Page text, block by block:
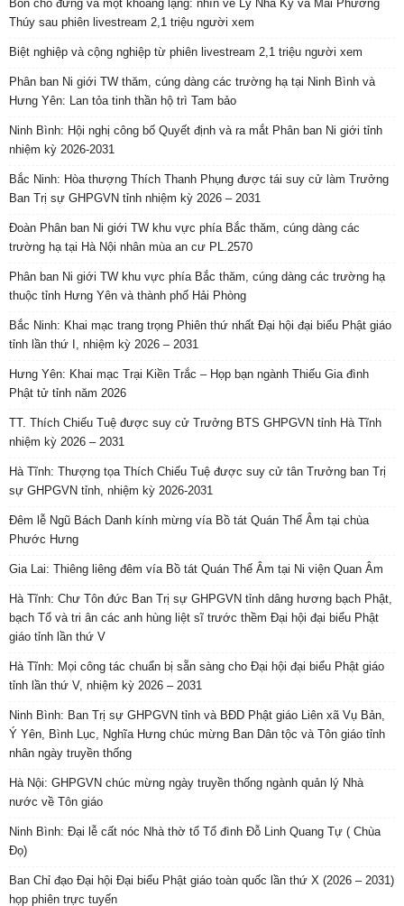
Bốn chỗ đứng và một khoảng lặng: nhìn về Lý Nhã Kỳ và Mai Phương
Thúy sau phiên livestream 2,1 triệu người xem
Biệt nghiệp và cộng nghiệp từ phiên livestream 2,1 triệu người xem
Phân ban Ni giới TW thăm, cúng dàng các trường hạ tại Ninh Bình và
Hưng Yên: Lan tỏa tinh thần hộ trì Tam bảo
Ninh Bình: Hội nghị công bố Quyết định và ra mắt Phân ban Ni giới tỉnh
nhiệm kỳ 2026-2031
Bắc Ninh: Hòa thượng Thích Thanh Phụng được tái suy cử làm Trưởng
Ban Trị sự GHPGVN tỉnh nhiệm kỳ 2026 – 2031
Đoàn Phân ban Ni giới TW khu vực phía Bắc thăm, cúng dàng các
trường hạ tại Hà Nội nhân mùa an cư PL.2570
Phân ban Ni giới TW khu vực phía Bắc thăm, cúng dàng các trường hạ
thuộc tỉnh Hưng Yên và thành phố Hải Phòng
Bắc Ninh: Khai mạc trang trọng Phiên thứ nhất Đại hội đại biểu Phật giáo
tỉnh lần thứ I, nhiệm kỳ 2026 – 2031
Hưng Yên: Khai mạc Trại Kiền Trắc – Họp bạn ngành Thiếu Gia đình
Phật tử tỉnh năm 2026
TT. Thích Chiếu Tuệ được suy cử Trưởng BTS GHPGVN tỉnh Hà Tĩnh
nhiệm kỳ 2026 – 2031
Hà Tĩnh: Thượng tọa Thích Chiếu Tuệ được suy cử tân Trưởng ban Trị
sự GHPGVN tỉnh, nhiệm kỳ 2026-2031
Đêm lễ Ngũ Bách Danh kính mừng vía Bồ tát Quán Thế Âm tại chùa
Phước Hưng
Gia Lai: Thiêng liêng đêm vía Bồ tát Quán Thế Âm tại Ni viện Quan Âm
Hà Tĩnh: Chư Tôn đức Ban Trị sự GHPGVN tỉnh dâng hương bạch Phật,
bạch Tổ và tri ân các anh hùng liệt sĩ trước thềm Đại hội đại biểu Phật
giáo tỉnh lần thứ V
Hà Tĩnh: Mọi công tác chuẩn bị sẵn sàng cho Đại hội đại biểu Phật giáo
tỉnh lần thứ V, nhiệm kỳ 2026 – 2031
Ninh Bình: Ban Trị sự GHPGVN tỉnh và BĐD Phật giáo Liên xã Vụ Bản,
Ý Yên, Bình Lục, Nghĩa Hưng chúc mừng Ban Dân tộc và Tôn giáo tỉnh
nhân ngày truyền thống
Hà Nội: GHPGVN chúc mừng ngày truyền thống ngành quản lý Nhà
nước về Tôn giáo
Ninh Bình: Đại lễ cất nóc Nhà thờ tổ Tổ đình Đỗ Linh Quang Tự ( Chùa
Đọ)
Ban Chỉ đạo Đại hội Đại biểu Phật giáo toàn quốc lần thứ X (2026 – 2031)
họp phiên trực tuyến